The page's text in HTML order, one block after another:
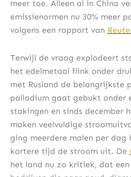
meer toe. Alleen al in China
emissienormen nu 30% meer
volgens een rapport van
Terwijl de vraag explodeert
het edelmetaal flink onder
met Rusland de belangrijkste
palladium gaat gebukt onder
stakingen en sinds december
maken veelvuldige
ging meerdere malen per dag
kortere tijd de stroom uit. De
het land nu zo kritiek, dat